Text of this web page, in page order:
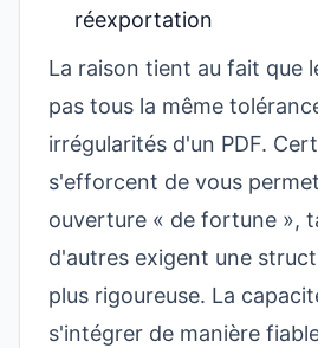
réexportation
La raison tient au fait que
pas tous la même
irrégularités d'un PDF.
s'efforcent de vous
ouverture « de fortune »,
d'autres exigent une
plus rigoureuse. La
s'intégrer de manière